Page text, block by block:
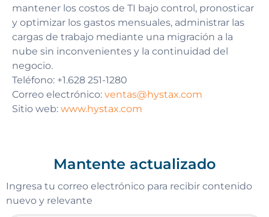
mantener los costos de TI bajo control, pronosticar
y optimizar los gastos mensuales, administrar las
cargas de trabajo mediante una migración a la
nube sin inconvenientes y la continuidad del
negocio.
Teléfono: +1.628 251-1280
Correo electrónico: ventas@hystax.com
Sitio web: www.hystax.com
Mantente actualizado
Ingresa tu correo electrónico para recibir contenido
nuevo y relevante